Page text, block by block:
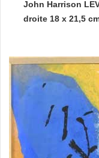
John Harrison
droite 18 x 21,5